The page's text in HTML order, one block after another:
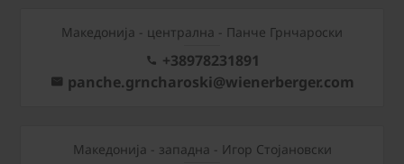
Mакедонија - централна - Панче Грнчароски
+38978231891
panche.grncharoski@wienerberger.com
Mакедонија - западна - Игор Стојановски